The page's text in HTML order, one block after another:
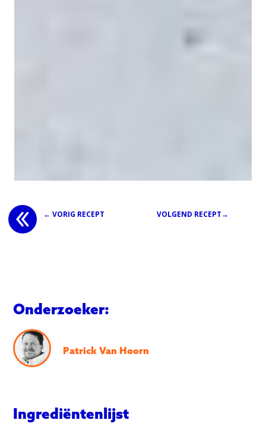
← VORIG RECEPT VOLGEND RECEPT→
Ingrediëntenlijst
Onderzoeker:
Patrick Van Hoorn